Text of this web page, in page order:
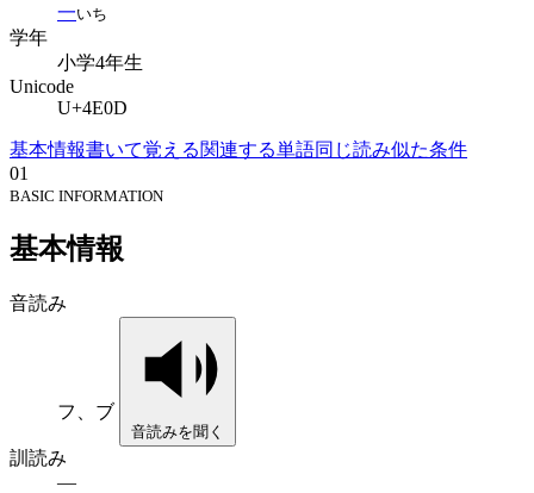
一いち
学年
小学4年生
Unicode
U+4E0D
基本情報書いて覚える関連する単語同じ読み似た条件
01
BASIC INFORMATION
基本情報
音読み
フ、ブ
音読みを聞く
訓読み
—